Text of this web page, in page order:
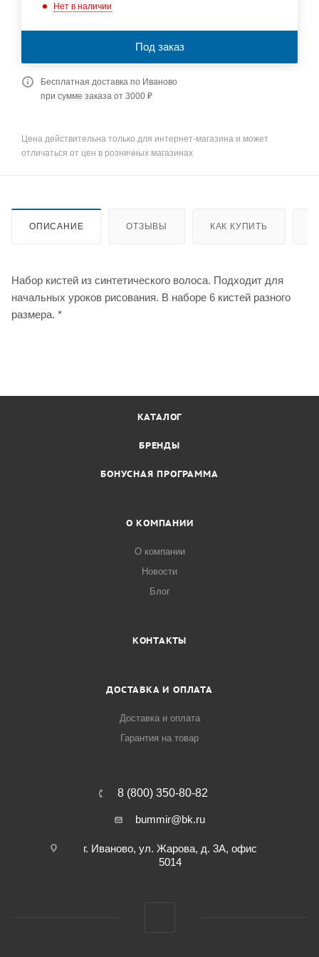
Нет в наличии
Под заказ
Бесплатная доставка по Иваново
при сумме заказа от 3000 ₽
Цена действительна только для интернет-магазина и может
отличаться от цен в розничных магазинах
ОПИСАНИЕ ОТЗЫВЫ КАК КУПИТЬ
Набор кистей из синтетического волоса. Подходит для
начальных уроков рисования. В наборе 6 кистей разного
размера. *
КАТАЛОГ
БРЕНДЫ
БОНУСНАЯ ПРОГРАММА
О КОМПАНИИ
О компании
Новости
Блог
КОНТАКТЫ
ДОСТАВКА И ОПЛАТА
Доставка и оплата
Гарантия на товар
8 (800) 350-80-82
bummir@bk.ru
г. Иваново, ул. Жарова, д. 3А, офис
5014